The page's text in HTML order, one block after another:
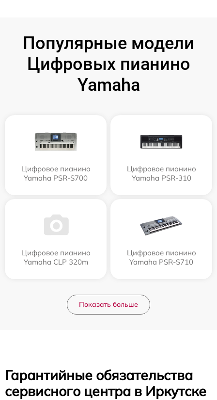
Популярные модели
Цифровых пианино
Yamaha
Цифровое пианино
Yamaha PSR-S700
Цифровое пианино
Yamaha PSR-310
Цифровое пианино
Yamaha CLP 320m
Цифровое пианино
Yamaha PSR-S710
Показать больше
Гарантийные обязательства
сервисного центра в Иркутске